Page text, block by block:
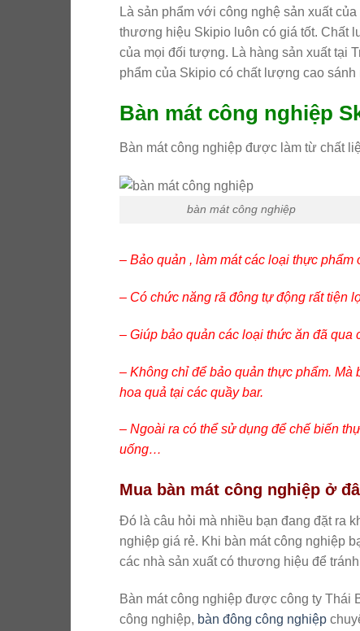
Là sản phẩm với công nghệ sản xuất
thương hiệu Skipio luôn có giá tốt. Chất
của mọi đối tượng. Là hàng sản xuất tại
phẩm của Skipio có chất lượng cao
Bàn mát công nghiệp
Bàn mát công nghiệp được làm từ chất
bàn mát công nghiệp
– Bảo quản , làm mát các loại thực phẩm
– Có chức năng rã đông tự động rất tiện
– Giúp bảo quản các loại thức ăn đã qua
– Không chỉ để bảo quản thực phẩm.
hoa quả tại các quầy bar.
– Ngoài ra có thể sử dụng để chế biến
uống…
Mua bàn mát công nghiệp ở
Đó là câu hỏi mà nhiều bạn đang đặt ra
nghiệp giá rẻ. Khi bàn mát công nghiệp
các nhà sản xuất có thương hiệu để
Bàn mát công nghiệp được công ty Thái
công nghiệp, bàn đông công nghiệp